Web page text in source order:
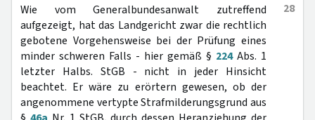
28
Wie vom Generalbundesanwalt zutreffend
aufgezeigt, hat das Landgericht zwar die rechtlich
gebotene Vorgehensweise bei der Prüfung eines
minder schweren Falls - hier gemäß § 224Abs. 1
letzter Halbs. StGB - nicht in jeder Hinsicht
beachtet. Er wäre zu erörtern gewesen, ob der
angenommene vertypte Strafmilderungsgrund aus